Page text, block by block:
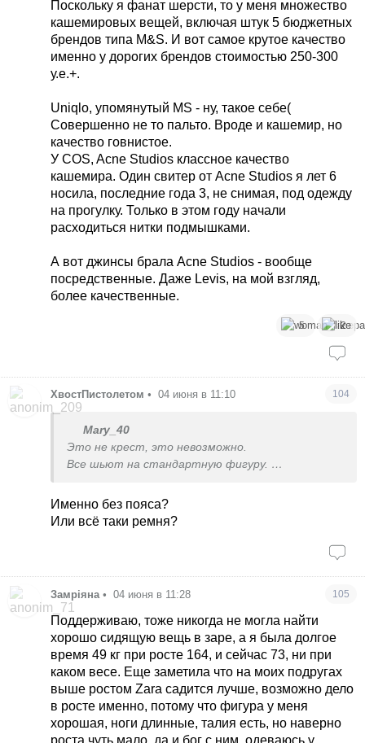
Поскольку я фанат шерсти, то у меня множество
кашемировых вещей, включая штук 5 бюджетных
брендов типа М&S. И вот самое крутое качество
именно у дорогих брендов стоимостью 250-300
у.е.+.
Uniqlo, упомянутый МS - ну, такое себе(
Совершенно не то пальто. Вроде и кашемир, но
качество говнистое.
У COS, Acne Studios классное качество
кашемира. Один свитер от Acne Studios я лет 6
носила, последние года 3, не снимая, под одежду
на прогулку. Только в этом году начали
расходиться нитки подмышками.
А вот джинсы брала Acne Studios - вообще
посредственные. Даже Levis, на мой взгляд,
более качественные.
5 2
ХвостПистолетом • 04 июня в 11:10 104
Mary_40
Это не крест, это невозможно.
Все шьют на стандартную фигуру.
джинсы тянущиеся и пояс.
Для меня стало открытием, что кто то
Именно без пояса?
Или всё таки ремня?
Замріяна • 04 июня в 11:28 105
Поддерживаю, тоже никогда не могла найти
хорошо сидящую вещь в заре, а я была долгое
время 49 кг при росте 164, и сейчас 73, ни при
каком весе. Еще заметила что на моих подругах
выше ростом Zara садится лучше, возможно дело
в росте именно, потому что фигура у меня
хорошая, ноги длинные, талия есть, но наверно
роста чуть мало, да и бог с ним, одеваюсь у